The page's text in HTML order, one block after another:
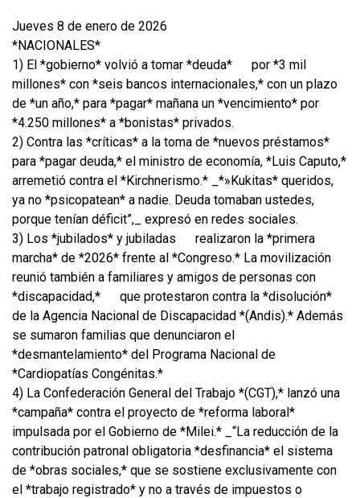
Jueves 8 de enero de 2026
*NACIONALES*
1) El *gobierno* volvió a tomar *deuda*
por *3 mil
millones* con *seis bancos internacionales,* con un plazo
de *un año,* para *pagar* mañana un *vencimiento* por
*4.250 millones* a *bonistas* privados.
2) Contra las *críticas* a la toma de *nuevos préstamos*
para *pagar deuda,* el ministro de economía, *Luis Caputo,*
arremetió contra el *Kirchnerismo.* _*»Kukitas* queridos,
ya no *psicopatean* a nadie. Deuda tomaban ustedes,
porque tenían déficit”,_ expresó en redes sociales.
3) Los *jubilados* y jubiladas
realizaron la *primera
marcha* de *2026* frente al *Congreso.* La movilización
reunió también a familiares y amigos de personas con
*discapacidad,*
que protestaron contra la *disolución*
de la Agencia Nacional de Discapacidad *(Andis).* Además
se sumaron familias que denunciaron el
*desmantelamiento* del Programa Nacional de
*Cardiopatías Congénitas.*
4) La Confederación General del Trabajo *(CGT),* lanzó una
*campaña* contra el proyecto de *reforma laboral*
impulsada por el Gobierno de *Milei.* _“La reducción de la
contribución patronal obligatoria *desfinancia* el sistema
de *obras sociales,* que se sostiene exclusivamente con
el *trabajo registrado* y no a través de impuestos o